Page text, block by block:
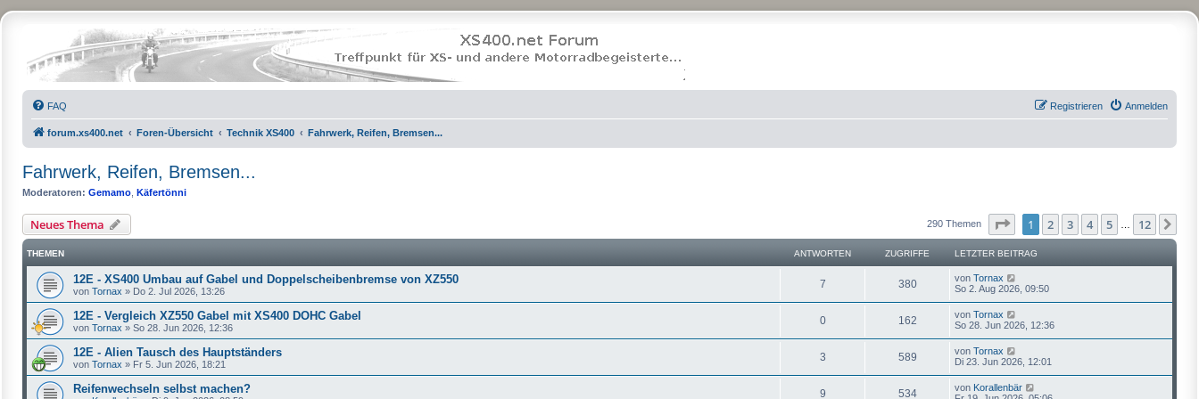
FAQ Anmelden
Registrieren
forum.xs400.net Foren-Übersicht Technik XS400 Fahrwerk, Reifen, Bremsen...
Fahrwerk, Reifen, Bremsen...
Moderatoren: Gemamo Käfertönni
Neues Thema 290 Themen Seite von12
1 2 3 4 5 12
THEMEN ANTWORTEN ZUGRIFFE LETZTER BEITRAG
12E - XS400 Umbau auf Gabel und Doppelscheibenbremse von XZ550
von Tornax » Do 2. Jul 2026, 13:26
7 380 von Tornax
So 2. Aug 2026, 09:50
12E - Vergleich XZ550 Gabel mit XS400 DOHC Gabel
von Tornax » So 28. Jun 2026, 12:36
0 162 von Tornax
So 28. Jun 2026, 12:36
12E - Alien Tausch des Hauptständers
von Tornax » Fr 5. Jun 2026, 18:21
3 589 von Tornax
Di 23. Jun 2026, 12:01
Reifenwechseln selbst machen? 9 534 von Korallenbär